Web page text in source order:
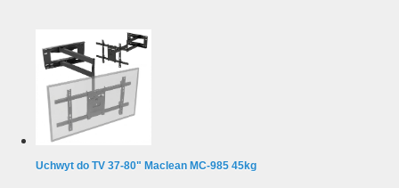
Uchwyt do TV 37-80" Maclean MC-985 45kg